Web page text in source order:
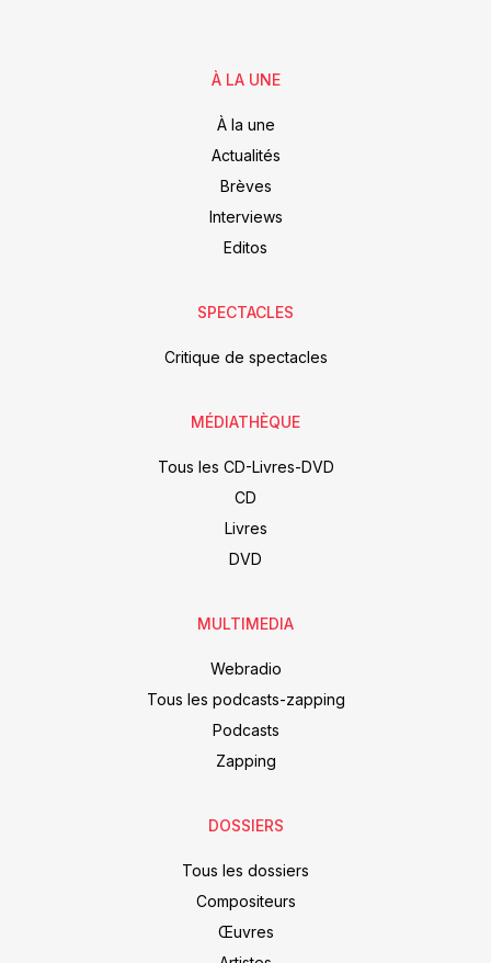
À LA UNE
À la une
Actualités
Brèves
Interviews
Editos
SPECTACLES
Critique de spectacles
MÉDIATHÈQUE
Tous les CD-Livres-DVD
CD
Livres
DVD
MULTIMEDIA
Webradio
Tous les podcasts-zapping
Podcasts
Zapping
DOSSIERS
Tous les dossiers
Compositeurs
Œuvres